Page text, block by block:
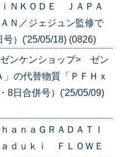
ＮＫＯＤＥ ＪＡＰＡ
Ｎ／ジェジュン監修で
号）('25/05/18) (0826)
ンケンショップ> ゼン
の代替物質「ＰＦＨｘ
8日合併号）('25/05/09)
ｎａＧＲＡＤＡＴＩ
ｄｕｋｉ ＦＬＯＷＥ